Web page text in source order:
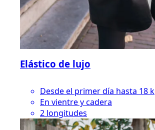
Elástico de lujo
Desde el primer día hasta 18
En vientre y cadera
2 longitudes